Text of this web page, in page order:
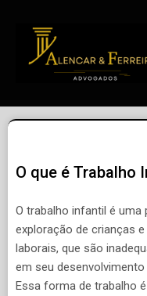
O que é Trabalho
O trabalho infantil é uma
exploração de crianças
laborais, que são
em seu
Essa forma de trabalho